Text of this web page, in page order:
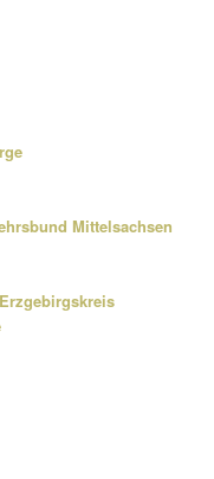
Mittelsachsen